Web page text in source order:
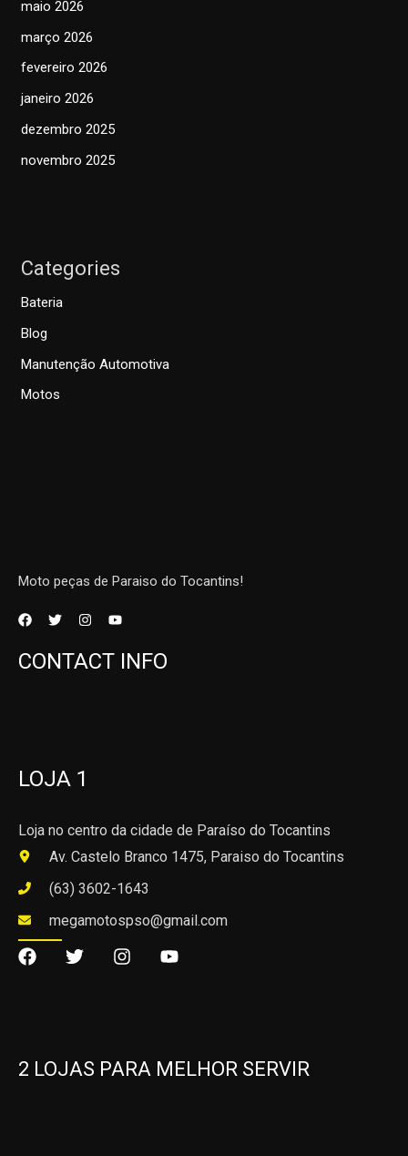
maio 2026
março 2026
fevereiro 2026
janeiro 2026
dezembro 2025
novembro 2025
Categories
Bateria
Blog
Manutenção Automotiva
Motos
Moto peças de Paraiso do Tocantins!
CONTACT INFO
LOJA 1
Loja no centro da cidade de Paraíso do Tocantins
Av. Castelo Branco 1475, Paraiso do Tocantins
(63) 3602-1643
megamotospso@gmail.com
2 LOJAS PARA MELHOR SERVIR